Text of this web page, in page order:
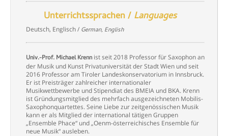
Unterrichtssprachen / Languages
Deutsch, Englisch / German, English
Univ.-Prof. Michael Krenn ist seit 2018 Professor für Saxophon an
der Musik und Kunst Privatuniversität der Stadt Wien und seit
2016 Professor am Tiroler Landeskonservatorium in Innsbruck.
Er ist Preisträger zahlreicher internationaler
Musikwettbewerbe und Stipendiat des BMEIA und BKA. Krenn
ist Gründungsmitglied des mehrfach ausgezeichneten Mobilis-
Saxophonquartettes. Seine Liebe zur zeitgenössischen Musik
kann er als Mitglied der international tätigen Gruppen
„Ensemble Phace“ und „Oenm-österreichisches Ensemble für
neue Musik“ ausleben.